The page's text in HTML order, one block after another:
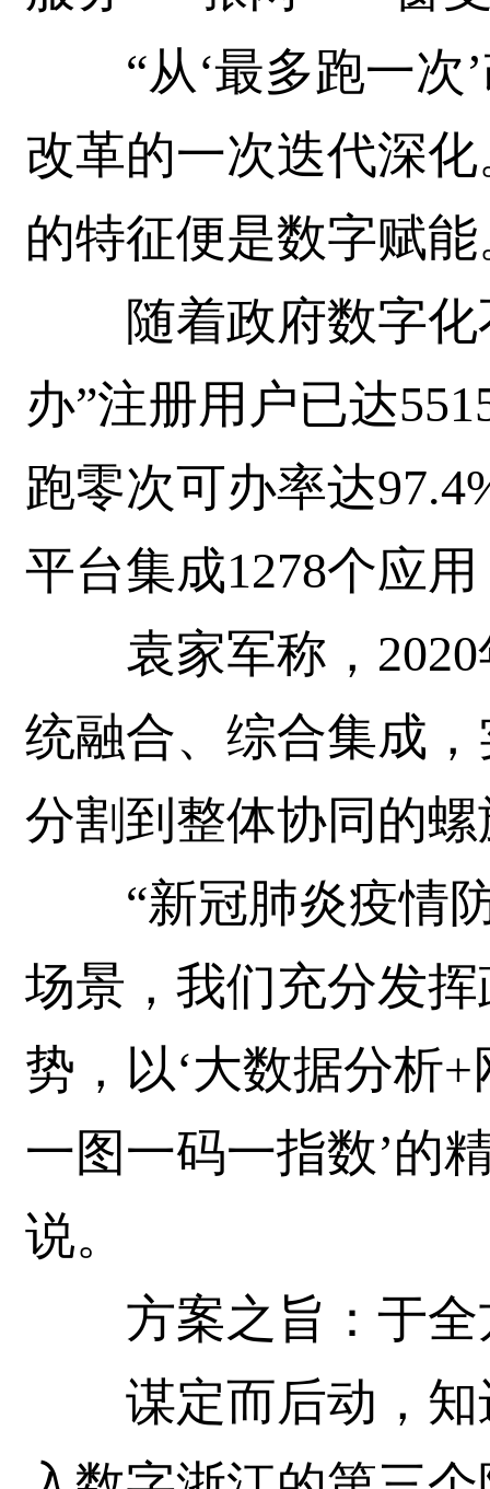
“从‘最多跑一次’
改革的一次迭代深
的特征便是数字赋能
随着政府数字化
办”注册用户已达
跑零次可办率达
平台集成1278个应
袁家军称，2020
统融合、综合集成
分割到整体协同的
“新冠肺炎疫情防
场景，我们充分发
势，以‘大数据分析
一图一码一指数’的
说。
方案之旨：于全
谋定而后动，知